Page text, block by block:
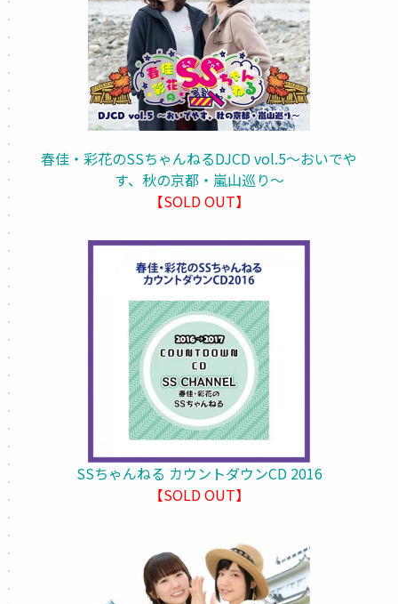
春佳・彩花のSSちゃんねるDJCD vol.5～おいでや
す、秋の京都・嵐山巡り～
【SOLD OUT】
SSちゃんねる カウントダウンCD 2016
【SOLD OUT】